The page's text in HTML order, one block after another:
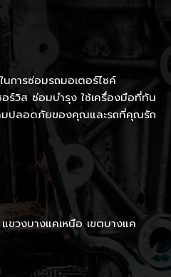
การซ่อมรถมอเตอร์ไซค์
ร์วิส ซ่อมบำรุง ใช้เครื่องมือที่ทัน
มปลอดภัยของคุณและรถที่คุณรัก
วงบางแคเหนือ เขตบางแค